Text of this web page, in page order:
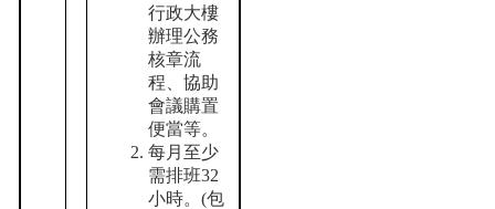
行政大樓
辦理公務
核章流
程、協助
會議購置
便當等。
每月至少
需排班32
小時。(包